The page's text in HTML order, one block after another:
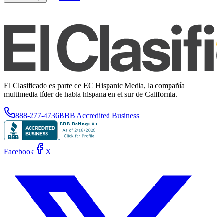
El Clasificado es parte de EC Hispanic Media, la compañía
multimedia líder de habla hispana en el sur de California.
888-277-4736BBB Accredited Business
Facebook X